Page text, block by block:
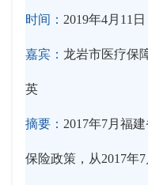
时间： 2019年4月11日
嘉宾： 龙岩市医疗保
英
摘要： 2017年7月福
保险政策，从2017年